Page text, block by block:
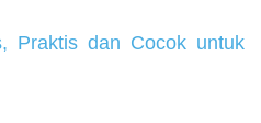
Praktis dan Cocok untuk